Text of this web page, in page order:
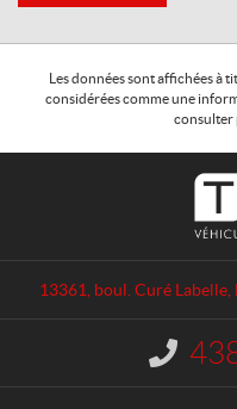
Les données sont affichées à
considérées comme une
consulter
13361, boul. Curé Labelle,